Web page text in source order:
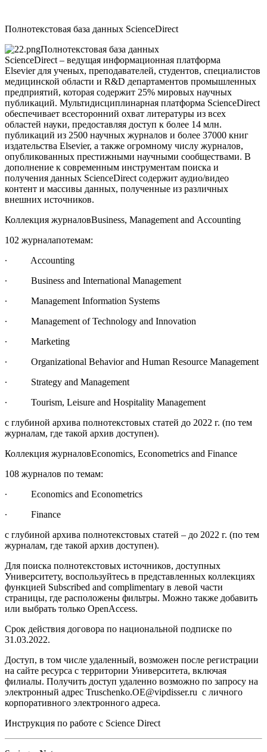
Полнотекстовая база данных ScienceDirect
Полнотекстовая база данных
ScienceDirect – ведущая информационная платформа
Elsevier для ученых, преподавателей, студентов, специалистов
медицинской области и R&D департаментов промышленных
предприятий, которая содержит 25% мировых научных
публикаций. Мультидисциплинарная платформа ScienceDirect
обеспечивает всесторонний охват литературы из всех
областей науки, предоставляя доступ к более 14 млн.
публикаций из 2500 научных журналов и более 37000 книг
издательства Elsevier, а также огромному числу журналов,
опубликованных престижными научными сообществами. В
дополнение к современным инструментам поиска и
получения данных ScienceDirect содержит аудио/видео
контент и массивы данных, полученные из различных
внешних источников.
Коллекция журналовBusiness, Management and Accounting
102 журналапотемам:
∙ Accounting
∙ Business and International Management
∙ Management Information Systems
∙ Management of Technology and Innovation
∙ Marketing
∙ Organizational Behavior and Human Resource Management
∙ Strategy and Management
∙ Tourism, Leisure and Hospitality Management
с глубиной архива полнотекстовых статей до 2022 г. (по тем
журналам, где такой архив доступен).
Коллекция журналовEconomics, Econometrics and Finance
108 журналов по темам:
∙ Economics and Econometrics
∙ Finance
с глубиной архива полнотекстовых статей – до 2022 г. (по тем
журналам, где такой архив доступен).
Для поиска полнотекстовых источников, доступных
Университету, воспользуйтесь в представленных коллекциях
функцией Subscribed and complimentary в левой части
страницы, где расположены фильтры. Можно также добавить
или выбрать только OpenAccess.
Срок действия договора по национальной подписке по
31.03.2022.
Доступ, в том числе удаленный, возможен после регистрации
на сайте ресурса с территории Университета, включая
филиалы. Получить доступ удаленно возможно по запросу на
электронный адрес Truschenko.OE@vipdisser.ru с личного
корпоративного электронного адреса.
Инструкция по работе с Science Direct